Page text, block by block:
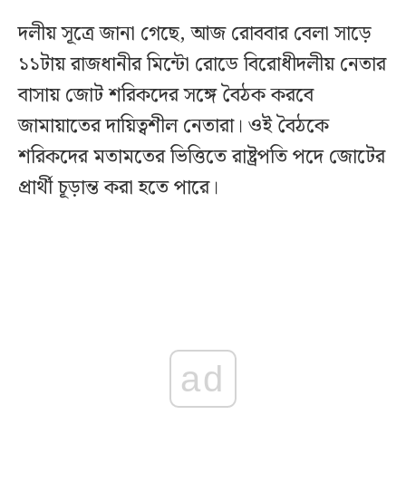
দলীয় সূত্রে জানা গেছে, আজ রোববার বেলা সাড়ে
১১টায় রাজধানীর মিন্টো রোডে বিরোধীদলীয় নেতার
বাসায় জোট শরিকদের সঙ্গে বৈঠক করবে
জামায়াতের দায়িত্বশীল নেতারা। ওই বৈঠকে
শরিকদের মতামতের ভিত্তিতে রাষ্ট্রপতি পদে জোটের
প্রার্থী চূড়ান্ত করা হতে পারে।
ad